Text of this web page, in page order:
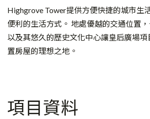
Highgrove Tower提供方便快捷的城市生
便利的生活方式。 地處優越的交通位置
以及其悠久的歷史文化中心讓皇后廣場
置房屋的理想之地。
項目資料